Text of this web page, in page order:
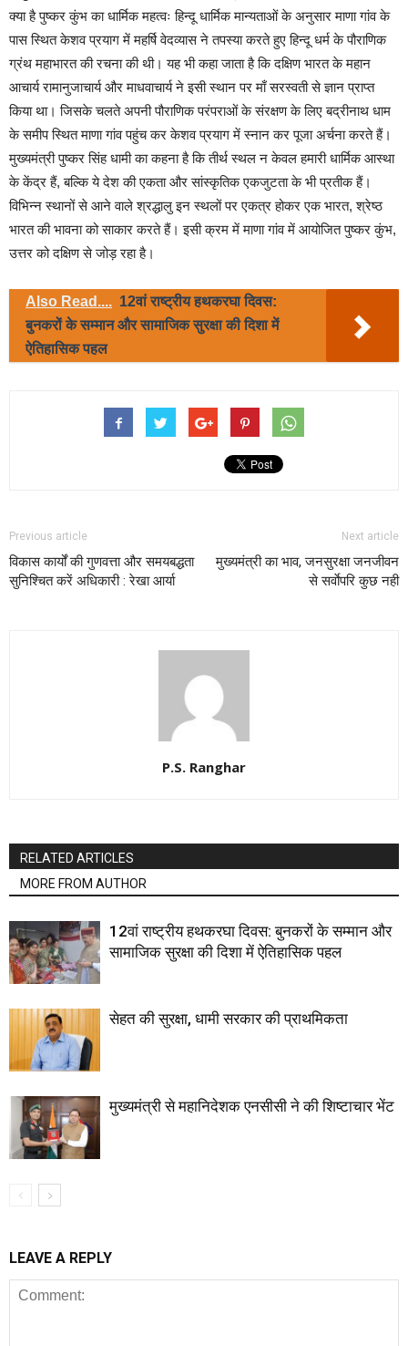
क्या है पुष्कर कुंभ का धार्मिक महत्वः हिन्दू धार्मिक मान्यताओं के अनुसार माणा गांव के
पास स्थित केशव प्रयाग में महर्षि वेदव्यास ने तपस्या करते हुए हिन्दू धर्म के पौराणिक
ग्रंथ महाभारत की रचना की थी। यह भी कहा जाता है कि दक्षिण भारत के महान
आचार्य रामानुजाचार्य और माधवाचार्य ने इसी स्थान पर माँ सरस्वती से ज्ञान प्राप्त
किया था। जिसके चलते अपनी पौराणिक परंपराओं के संरक्षण के लिए बद्रीनाथ धाम
के समीप स्थित माणा गांव पहुंच कर केशव प्रयाग में स्नान कर पूजा अर्चना करते हैं।
मुख्यमंत्री पुष्कर सिंह धामी का कहना है कि तीर्थ स्थल न केवल हमारी धार्मिक आस्था
के केंद्र हैं, बल्कि ये देश की एकता और सांस्कृतिक एकजुटता के भी प्रतीक हैं।
विभिन्न स्थानों से आने वाले श्रद्धालु इन स्थलों पर एकत्र होकर एक भारत, श्रेष्ठ
भारत की भावना को साकार करते हैं। इसी क्रम में माणा गांव में आयोजित पुष्कर कुंभ,
उत्तर को दक्षिण से जोड़ रहा है।
Also Read.... 12वां राष्ट्रीय हथकरघा दिवस:
बुनकरों के सम्मान और सामाजिक सुरक्षा की दिशा में
ऐतिहासिक पहल
Previous article
विकास कार्यों की गुणवत्ता और समयबद्धता
सुनिश्चित करें अधिकारी : रेखा आर्या
Next article
मुख्यमंत्री का भाव, जनसुरक्षा जनजीवन
से सर्वाेपरि कुछ नही
P.S. Ranghar
RELATED ARTICLES
MORE FROM AUTHOR
12वां राष्ट्रीय हथकरघा दिवस: बुनकरों के सम्मान और
सामाजिक सुरक्षा की दिशा में ऐतिहासिक पहल
सेहत की सुरक्षा, धामी सरकार की प्राथमिकता
मुख्यमंत्री से महानिदेशक एनसीसी ने की शिष्टाचार भेंट
LEAVE A REPLY